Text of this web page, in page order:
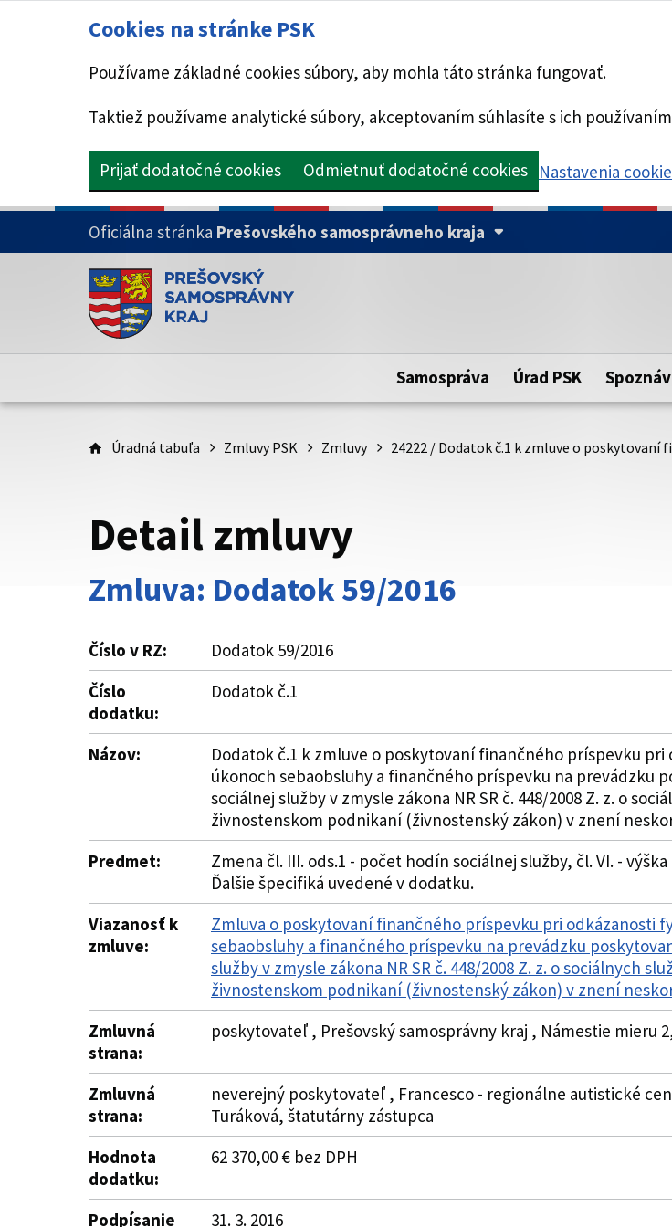
Cookies na stránke PSK
Používame základné cookies súbory, aby mohla táto stránka fungovať.
Taktiež používame analytické súbory, akceptovaním súhlasíte s ich
Prijať dodatočné cookies Odmietnuť dodatočné cookies Nastavenia
PRESKOČIŤ NA HLAVNÝ OBSAH
Oficiálna stránka Prešovského samosprávneho kraja
Doména psk.sk je oficiálna
Toto je oficiálna webová stránka Prešovského samosprávneho kraja.
Samospráva Úrad PSK
Úradná tabuľa Zmluvy PSK Zmluvy 24222 / Dodatok č.1 k zmluve o
Detail zmluvy
Zmluva: Dodatok 59/2016
Číslo v RZ:
Dodatok 59/2016
Číslo
dodatku:
Dodatok č.1
Názov:
Dodatok č.1 k zmluve o poskytovaní finančného príspevku
úkonoch sebaobsluhy a finančného príspevku na prevádzku
sociálnej služby v zmysle zákona NR SR č. 448/2008 Z. z. o
živnostenskom podnikaní (živnostenský zákon) v znení
Predmet:
Zmena čl. III. ods.1 - počet hodín sociálnej služby, čl. VI. -
Ďalšie špecifiká uvedené v dodatku.
Viazanosť k
zmluve:
Zmluva o poskytovaní finančného príspevku pri odkázanosti
sebaobsluhy a finančného príspevku na prevádzku
služby v zmysle zákona NR SR č. 448/2008 Z. z. o sociálnych
živnostenskom podnikaní (živnostenský zákon) v znení
Zmluvná
strana:
poskytovateľ , Prešovský samosprávny kraj , Námestie mieru
Zmluvná
strana:
neverejný poskytovateľ , Francesco - regionálne autistické
Turáková, štatutárny zástupca
Hodnota
dodatku:
62 370,00 € bez DPH
Podpísanie
31. 3. 2016